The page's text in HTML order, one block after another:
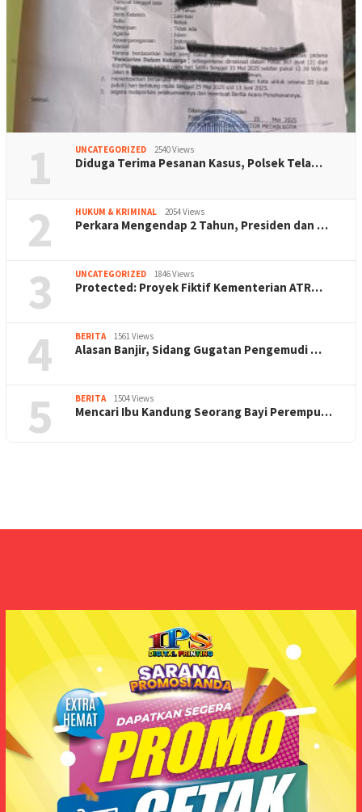
1 UNCATEGORIZED 2540 Views
Diduga Terima Pesanan Kasus, Polsek Tela…
2 HUKUM & KRIMINAL 2054 Views
Perkara Mengendap 2 Tahun, Presiden dan …
3 UNCATEGORIZED 1846 Views
Protected: Proyek Fiktif Kementerian ATR…
4 BERITA 1561 Views
Alasan Banjir, Sidang Gugatan Pengemudi …
5 BERITA 1504 Views
Mencari Ibu Kandung Seorang Bayi Perempu…